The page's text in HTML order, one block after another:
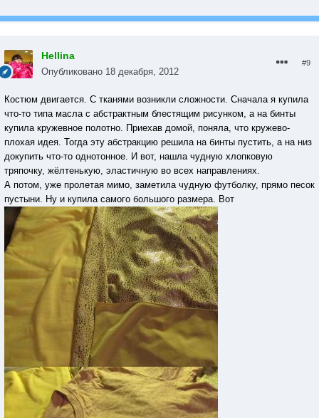
Hellina
Опубликовано 18 декабря, 2012
#9
Костюм двигается. С тканями возникли сложности. Сначала я купила
что-то типа масла с абстрактным блестящим рисунком, а на бинты
купила кружевное полотно. Приехав домой, поняла, что кружево-
плохая идея. Тогда эту абстракцию решила на бинты пустить, а на низ
докупить что-то однотонное. И вот, нашла чудную хлопковую
тряпочку, жёлтенькую, эластичную во всех направлениях.
А потом, уже пролетая мимо, заметила чудную футболку, прямо песок
пустыни. Ну и купила самого большого размера. Вот